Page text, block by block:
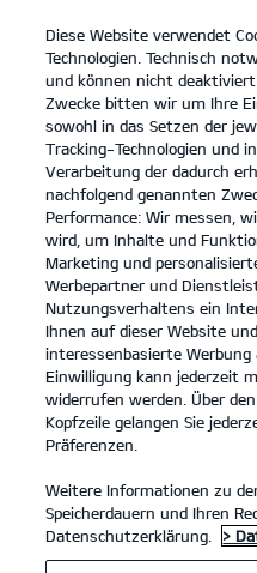
open
menu
INFOS ZU
Klare Informationen für
Kaufentscheidungen.
Reifentypen
Symbole des
Diese Website verwendet
Technologien. Technisch
und können nicht
Zwecke bitten wir um Ihre
sowohl in das Setzen der
Tracking-Technologien und
Verarbeitung der dadurch
nachfolgend genannten
Performance: Wir messen,
wird, um Inhalte und
Marketing und
Werbepartner und
Nutzungsverhaltens ein
Ihnen auf dieser Website
interessenbasierte
Einwilligung kann jederzeit
widerrufen werden. Über
Kopfzeile gelangen Sie
Präferenzen.
Weitere Informationen zu
Speicherdauern und Ihren
Datenschutzerklärung.
>